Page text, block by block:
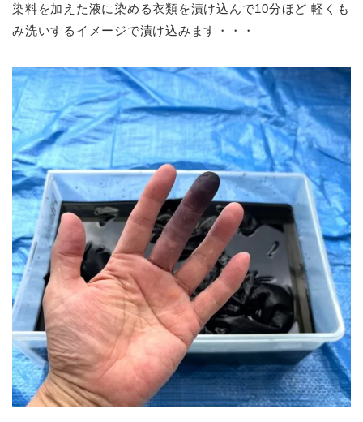
染料を加えた液に染める衣類を漬け込んで10分ほど 軽くも
み洗いするイメージで漬け込みます・・・